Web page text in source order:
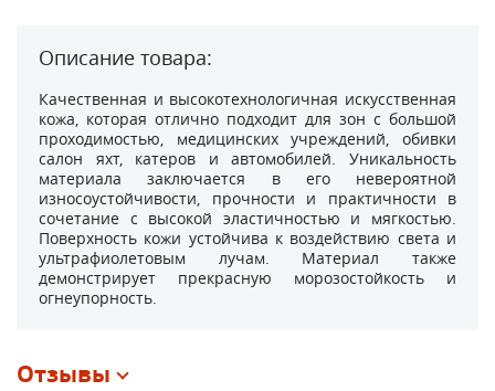
Описание товара:
Качественная и высокотехнологичная искусственная
кожа, которая отлично подходит для зон с большой
проходимостью, медицинских учреждений, обивки
салон яхт, катеров и автомобилей. Уникальность
материала заключается в его невероятной
износоустойчивости, прочности и практичности в
сочетание с высокой эластичностью и мягкостью.
Поверхность кожи устойчива к воздействию света и
ультрафиолетовым лучам. Материал также
демонстрирует прекрасную морозостойкость и
огнеупорность.
Отзывы